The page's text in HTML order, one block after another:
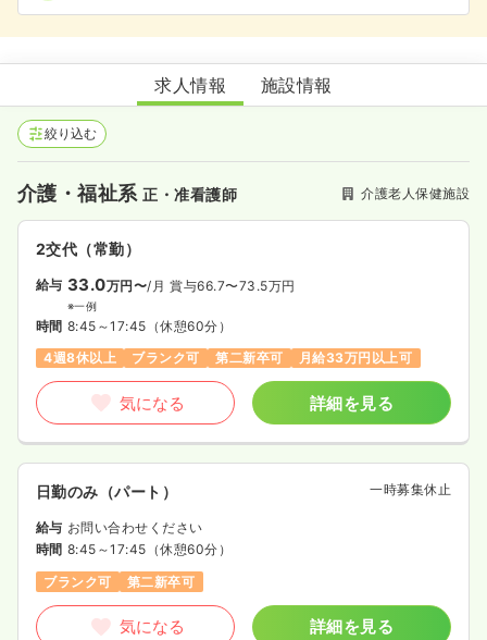
名東老人保健施設
求人情報 施設情報
絞り込む
介護・福祉系正・准看護師 介護老人保健施設
2交代（常勤）
給与 33.0万円〜/月 賞与66.7〜73.5万円
※一例
時間 8:45～17:45 （休憩60分）
4週8休以上
ブランク可 第二新卒可 月給33万円以上可
気になる 詳細を見る
日勤のみ（パート） 一時募集休止
給与 お問い合わせください
時間 8:45～17:45 （休憩60分）
ブランク可
第二新卒可
気になる 詳細を見る